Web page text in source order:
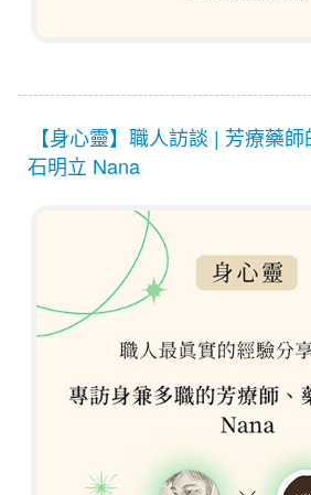
【身心靈】職人訪談 | 芳療藥
石明立 Nana